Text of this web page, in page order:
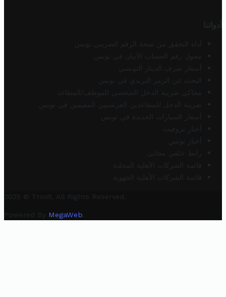
أدواتنا
أداة التحقق من صحة الرقم الضريبي تونس
محول رقم الحساب الآيبان في تونس
أسعار صرف الدينار التونسي
البحث عن الرمز البريدي في تونس
محاكي ضريبة الدخل الشخصي للموظف/المتقاعد
ضريبة الدخل للمتقاعدين الفرنسيين المقيمين في تونس
أسعار السيارات الجديدة في تونس
أخبار تروفيت
أخبار تونس
رابط خلفي مجاني
قائمة الشركات الأهلية المحلية
قائمة الشركات الأهلية الجهوية
2025 © Trovit. All Rights Reserved.
Powered By MegaWeb